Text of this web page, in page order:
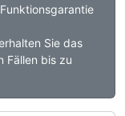
Sie das
Fällen bis zu